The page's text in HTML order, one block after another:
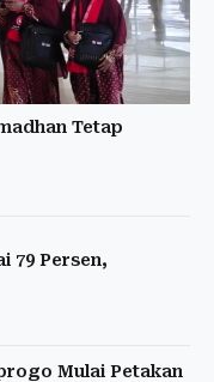
Tetap
79 Persen,
Mulai Petakan